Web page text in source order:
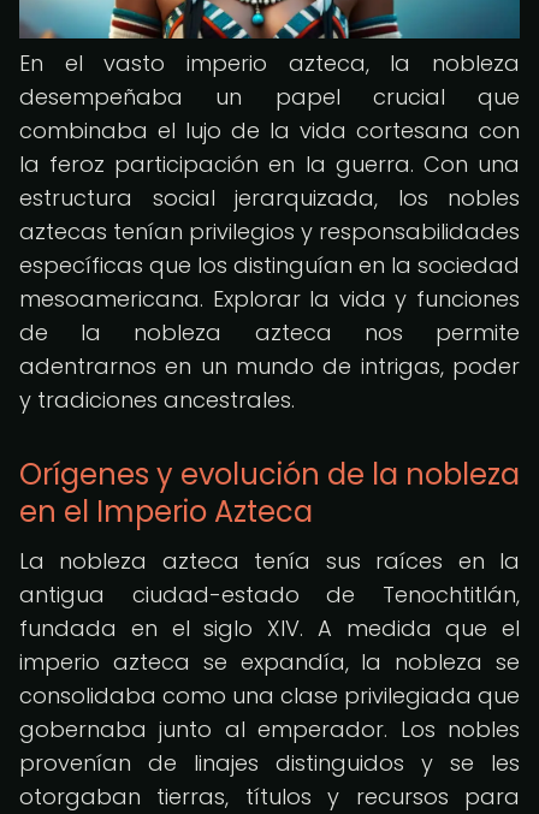
En el vasto imperio azteca, la nobleza
desempeñaba un papel crucial que
combinaba el lujo de la vida cortesana con
la feroz participación en la guerra. Con una
estructura social jerarquizada, los nobles
aztecas tenían privilegios y responsabilidades
específicas que los distinguían en la sociedad
mesoamericana. Explorar la vida y funciones
de la nobleza azteca nos permite
adentrarnos en un mundo de intrigas, poder
y tradiciones ancestrales.
Orígenes y evolución de la nobleza
en el Imperio Azteca
La nobleza azteca tenía sus raíces en la
antigua ciudad-estado de Tenochtitlán,
fundada en el siglo XIV. A medida que el
imperio azteca se expandía, la nobleza se
consolidaba como una clase privilegiada que
gobernaba junto al emperador. Los nobles
provenían de linajes distinguidos y se les
otorgaban tierras, títulos y recursos para